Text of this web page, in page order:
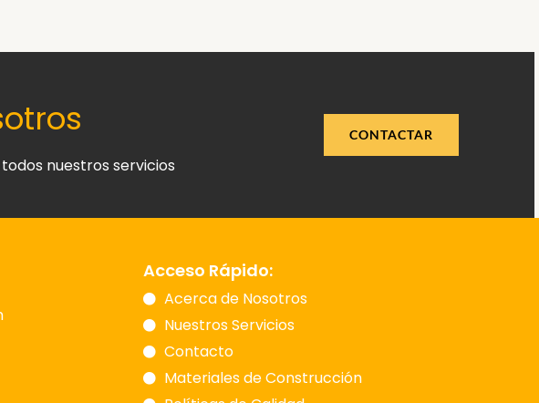
nuestros servicios
CONTACTAR
Acceso Rápido:
Acerca de Nosotros
Nuestros Servicios
Contacto
Materiales de Construcción